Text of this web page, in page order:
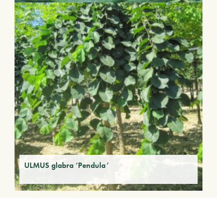
ULMUS glabra ‘Pendula’